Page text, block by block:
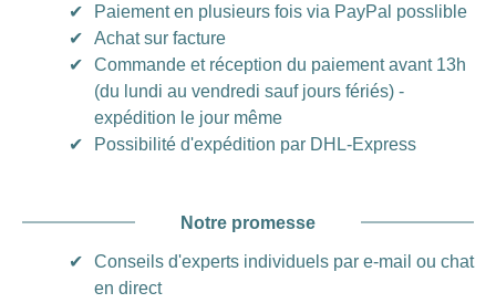
✔
Paiement en plusieurs fois via PayPal posslible
✔
Achat sur facture
✔
Commande et réception du paiement avant 13h
(du lundi au vendredi sauf jours fériés) -
expédition le jour même
✔
Possibilité d'expédition par DHL-Express
Notre promesse
✔
Conseils d'experts individuels par e-mail ou chat
en direct